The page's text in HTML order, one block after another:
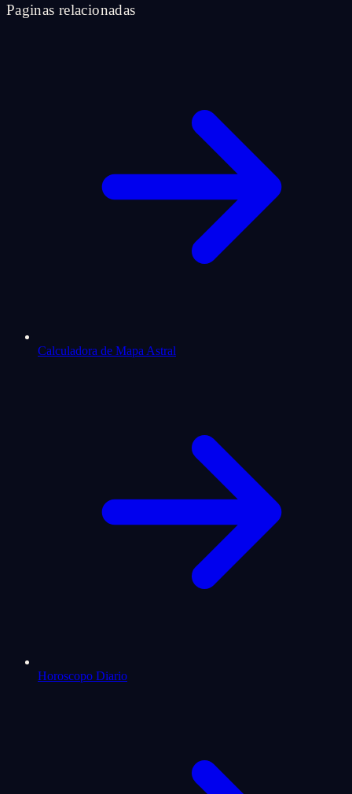
Paginas relacionadas
Calculadora de Mapa Astral
Horoscopo Diario